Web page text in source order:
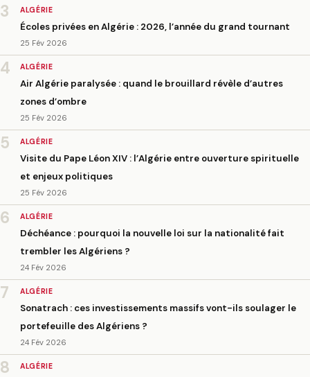
3 ALGÉRIE
Écoles privées en Algérie : 2026, l’année du grand tournant
25 Fév 2026
4 ALGÉRIE
Air Algérie paralysée : quand le brouillard révèle d’autres
zones d’ombre
25 Fév 2026
5 ALGÉRIE
Visite du Pape Léon XIV : l’Algérie entre ouverture spirituelle
et enjeux politiques
25 Fév 2026
6 ALGÉRIE
Déchéance : pourquoi la nouvelle loi sur la nationalité fait
trembler les Algériens ?
24 Fév 2026
7 ALGÉRIE
Sonatrach : ces investissements massifs vont-ils soulager le
portefeuille des Algériens ?
24 Fév 2026
8 ALGÉRIE